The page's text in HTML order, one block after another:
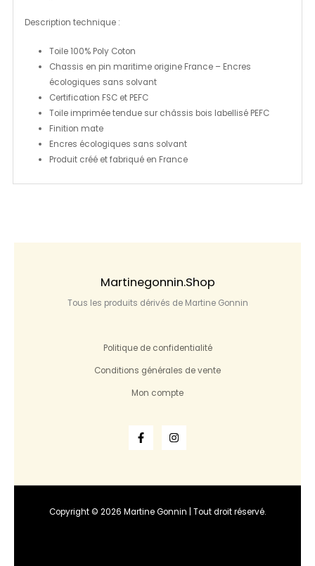
Description technique :
Toile 100% Poly Coton
Chassis en pin maritime origine France – Encres
écologiques sans solvant
Certification FSC et PEFC
Toile imprimée tendue sur châssis bois labellisé PEFC
Finition mate
Encres écologiques sans solvant
Produit créé et fabriqué en France
Martinegonnin.shop
Tous les produits dérivés de Martine Gonnin
Politique de confidentialité
Conditions générales de vente
Mon compte
Copyright © 2026 Martine Gonnin | Tout droit réservé.